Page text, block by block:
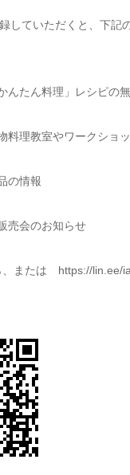
していただくと、下記
んたん料理」レシピの
料理教室やワークショ
の情報
売会のお知らせ
、または https://lin.ee/